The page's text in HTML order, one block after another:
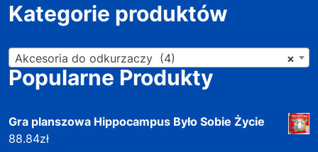
Kategorie produktów
×
Akcesoria do odkurzaczy (4)
Popularne Produkty
Gra planszowa Hippocampus Było Sobie Życie
88.84zł